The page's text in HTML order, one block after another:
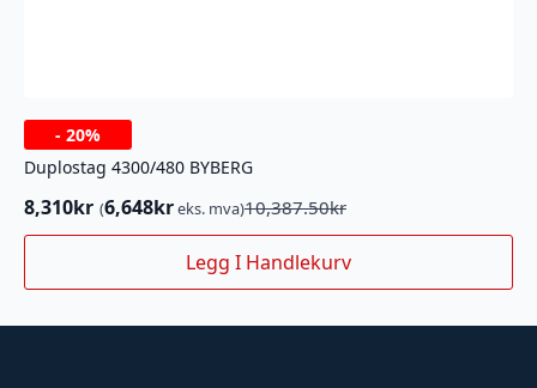
- 20%
Duplostag 4300/480 BYBERG
10,387.50kr
Opprinnelig
pris
10,387.50kr.
8,310kr
Nåværende
pris
8,310kr.
(6,648kreks. mva)
Legg I Handlekurv